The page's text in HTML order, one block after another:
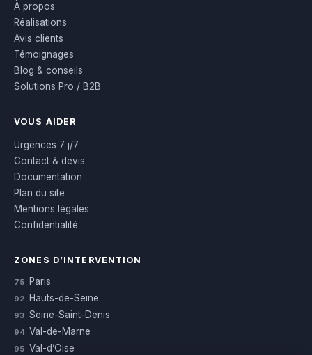
À propos
Réalisations
Avis clients
Témoignages
Blog & conseils
Solutions Pro / B2B
VOUS AIDER
Urgences 7 j/7
Contact & devis
Documentation
Plan du site
Mentions légales
Confidentialité
ZONES D’INTERVENTION
75 Paris
92 Hauts-de-Seine
93 Seine-Saint-Denis
94 Val-de-Marne
95 Val-d’Oise